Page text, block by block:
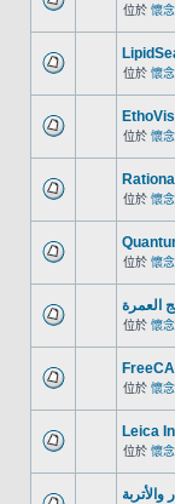
位於 懷
位於 懷
位於 懷
位於 懷
位於 懷
العمرة
位於 懷
位於 懷
Leica
位於 懷
والأتربة